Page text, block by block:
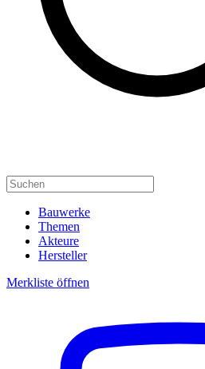
Bauwerke
Themen
Akteure
Hersteller
Merkliste öffnen